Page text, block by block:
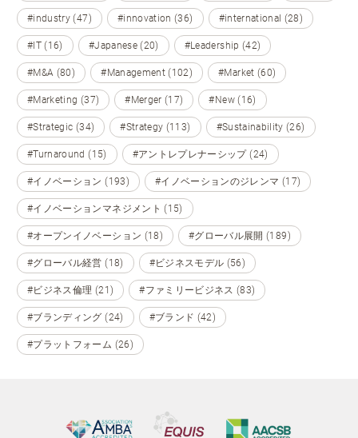
#industry (47) #innovation (36) #international (28)
#IT (16) #Japanese (20) #Leadership (42)
#M&A (80) #Management (102) #Market (60)
#Marketing (37) #Merger (17) #New (16)
#Strategic (34) #Strategy (113) #Sustainability (26)
#Turnaround (15) #アントレプレナーシップ (24)
#イノベーション (193) #イノベーションのジレンマ (17)
#イノベーションマネジメント (15)
#オープンイノベーション (18) #グローバル展開 (189)
#グローバル経営 (18) #ビジネスモデル (56)
#ビジネス倫理 (21) #ファミリービジネス (83)
#ブランディング (24) #ブランド (42)
#プラットフォーム (26)